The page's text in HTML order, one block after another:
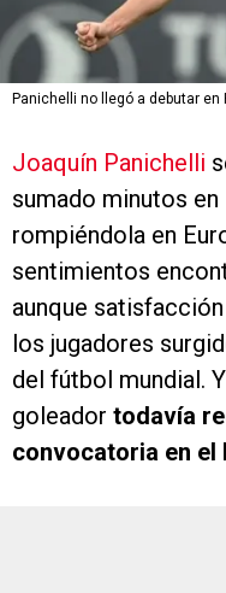
Panichelli no llegó a debutar en
Joaquín Panichelli
sumado minutos
rompiéndola en
sentimientos
aunque
los jugadores
del fútbol mundial.
goleador todavía
convocatoria en el